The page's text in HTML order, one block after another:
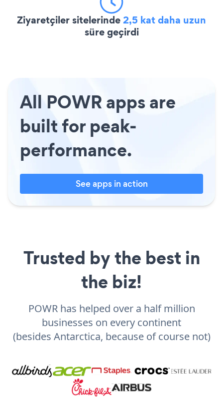
Ziyaretçiler sitelerinde2,5 kat daha uzun
süre geçirdi
All POWR apps are
built for peak-
performance.
See apps in action
Trusted by the best in
the biz!
POWR has helped over a half million
businesses on every continent
(besides Antarctica, because of course not)